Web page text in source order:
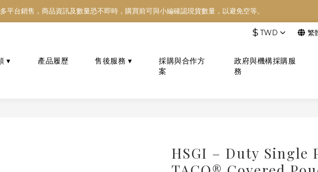
多平台銷售，商品資訊及數量恐不即時，購買前可與小編確認現貨數量，以避免空等。
多平台銷售，商品資訊及數量恐不即時，購買前可與小編確認現貨數量，以避免空等。
多平台銷售，商品資訊及數量恐不即時，購買前可與小編確認現貨數量，以避免空等。
$ TWD 繁
政府與機構採購服
務
HSGI – Duty Single